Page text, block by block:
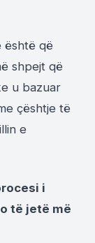
është që
shpejt që
u bazuar
çështje të
e
i
të jetë më